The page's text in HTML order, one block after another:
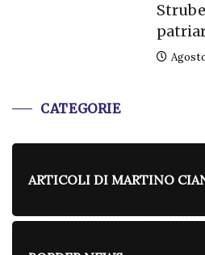
CATEGORIE
ARTICOLI DI MARTINO